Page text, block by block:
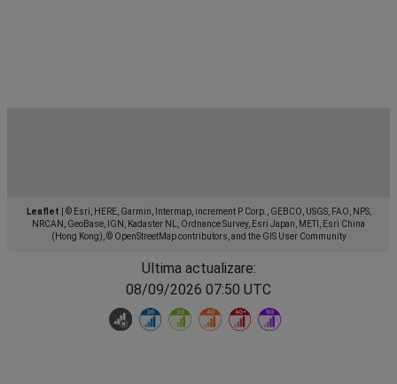
Leaflet
© Esri, HERE, Garmin, Intermap, increment P Corp., GEBCO, USGS, FAO, NPS,
NRCAN, GeoBase, IGN, Kadaster NL, Ordnance Survey, Esri Japan, METI, Esri China
(Hong Kong), © OpenStreetMap contributors, and the GIS User Community
Ultima actualizare:
08/09/2026 07:50 UTC